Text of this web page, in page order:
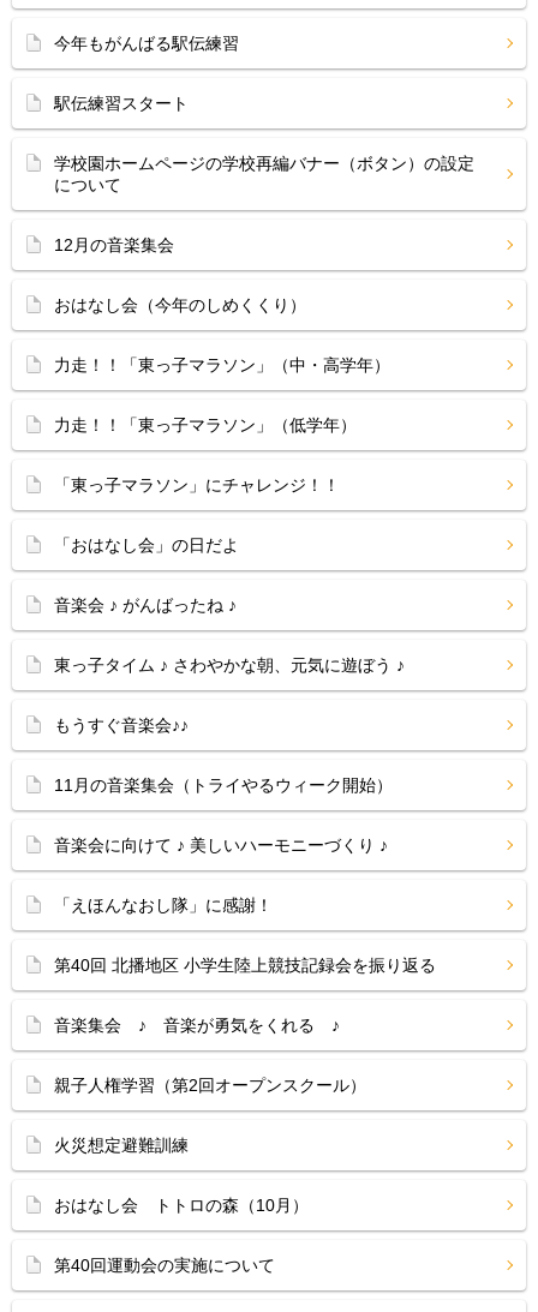
今年もがんばる駅伝練習
駅伝練習スタート
学校園ホームページの学校再編バナー（ボタン）の設定
について
12月の音楽集会
おはなし会（今年のしめくくり）
力走！！「東っ子マラソン」（中・高学年）
力走！！「東っ子マラソン」（低学年）
「東っ子マラソン」にチャレンジ！！
「おはなし会」の日だよ
音楽会 ♪ がんばったね ♪
東っ子タイム ♪ さわやかな朝、元気に遊ぼう ♪
もうすぐ音楽会♪♪
11月の音楽集会（トライやるウィーク開始）
音楽会に向けて ♪ 美しいハーモニーづくり ♪
「えほんなおし隊」に感謝！
第40回 北播地区 小学生陸上競技記録会を振り返る
音楽集会 ♪ 音楽が勇気をくれる ♪
親子人権学習（第2回オープンスクール）
火災想定避難訓練
おはなし会 トトロの森（10月）
第40回運動会の実施について